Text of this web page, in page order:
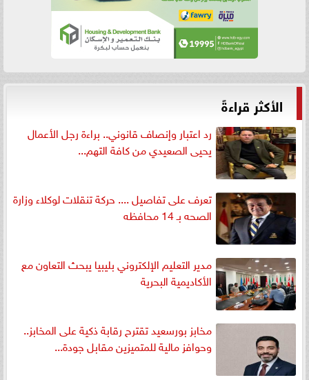
الأكثر قراءةً
رد اعتبار وإنصاف قانوني.. براءة رجل الأعمال
يحيى الصعيدي من كافة التهم...
تعرف على تفاصيل .... حركة تنقلات لوكلاء وزارة
الصحه بـ 14 محافظه
مدير التعليم الإلكتروني بليبيا يبحث التعاون مع
الأكاديمية البحرية
مخابز بورسعيد تقترح رقابة ذكية على المخابز..
وحوافز مالية للمتميزين مقابل جودة...